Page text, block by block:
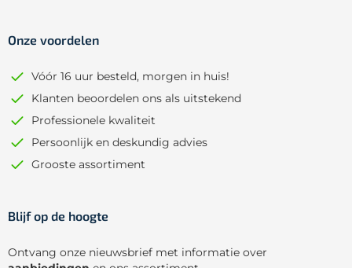
Onze voordelen
Vóór 16 uur besteld, morgen in huis!
Klanten beoordelen ons als uitstekend
Professionele kwaliteit
Persoonlijk en deskundig advies
Grooste assortiment
Blijf op de hoogte
Ontvang onze nieuwsbrief met informatie over